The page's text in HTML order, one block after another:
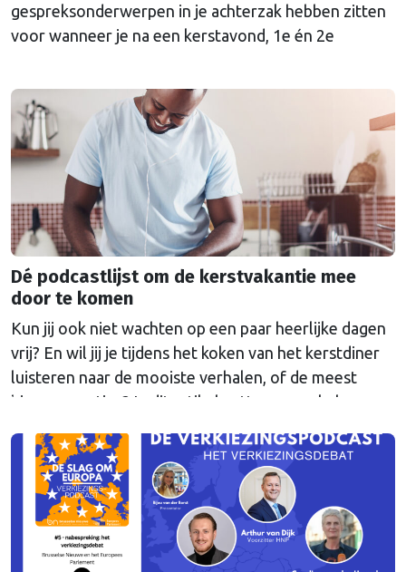
gespreksonderwerpen in je achterzak hebben zitten
voor wanneer je na een kerstavond, 1e én 2e
van de sluier van onze favoriete podcast en geven je
de beste tips van de redactie.
Dé podcastlijst om de kerstvakantie mee
door te komen
Kun jij ook niet wachten op een paar heerlijke dagen
vrij? En wil jij je tijdens het koken van het kerstdiner
luisteren naar de mooiste verhalen, of de meest
bizarre weetjes? In dit artikel zetten we enkele